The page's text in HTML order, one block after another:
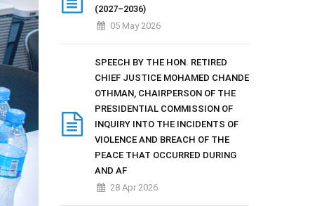
(2027–2036)
05 May 2026
SPEECH BY THE HON. RETIRED
CHIEF JUSTICE MOHAMED CHANDE
OTHMAN, CHAIRPERSON OF THE
PRESIDENTIAL COMMISSION OF
INQUIRY INTO THE INCIDENTS OF
VIOLENCE AND BREACH OF THE
PEACE THAT OCCURRED DURING
AND AF
28 Apr 2026